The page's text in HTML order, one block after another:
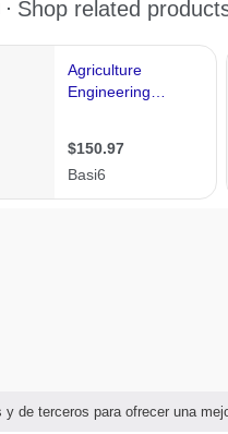
de terceros para ofrecer una